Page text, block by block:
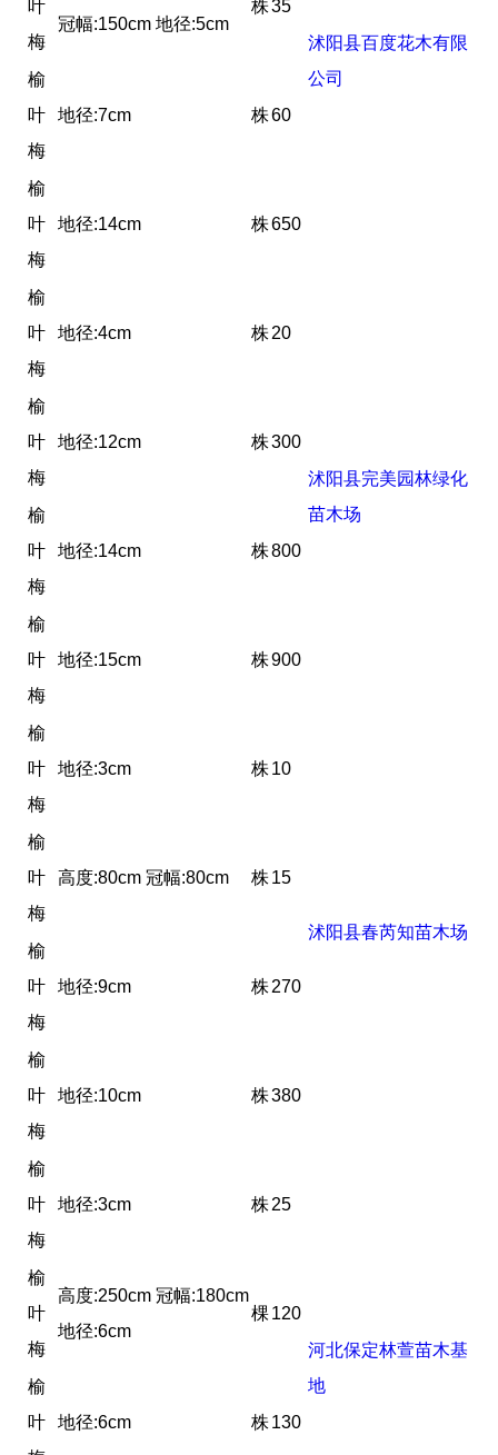
沭阳县百度花木有限
公司
叶
梅
冠幅:150cm 地径:5cm
株35
榆
叶
梅
地径:7cm 株60
榆
叶
梅
地径:14cm 株650
榆
叶
梅
地径:4cm 株20
沭阳县完美园林绿化
苗木场
榆
叶
梅
地径:12cm 株300
榆
叶
梅
地径:14cm 株800
榆
叶
梅
地径:15cm 株900
榆
叶
梅
地径:3cm 株10
沭阳县春芮知苗木场
榆
叶
梅
高度:80cm 冠幅:80cm 株15
榆
叶
梅
地径:9cm 株270
榆
叶
梅
地径:10cm 株380
榆
叶
梅
地径:3cm 株25
河北保定林萱苗木基
地
榆
叶
梅
高度:250cm 冠幅:180cm
地径:6cm
棵120
榆
叶
地径:6cm 株130